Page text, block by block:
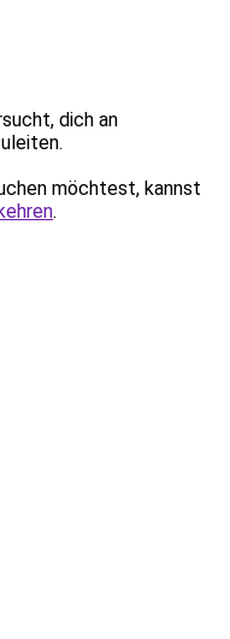
dich an
möchtest, kannst
.